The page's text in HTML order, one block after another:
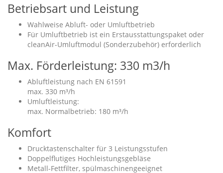
Betriebsart und Leistung
Wahlweise Abluft- oder Umluftbetrieb
Für Umluftbetrieb ist ein Erstausstattungspaket oder
cleanAir-Umluftmodul (Sonderzubehör) erforderlich
Max. Förderleistung: 330 m3/h
Abluftleistung nach EN 61591
max. 330 m³/h
Umluftleistung:
max. Normalbetrieb: 180 m³/h
Komfort
Drucktastenschalter für 3 Leistungsstufen
Doppelflutiges Hochleistungsgebläse
Metall-Fettfilter, spülmaschinengeeignet